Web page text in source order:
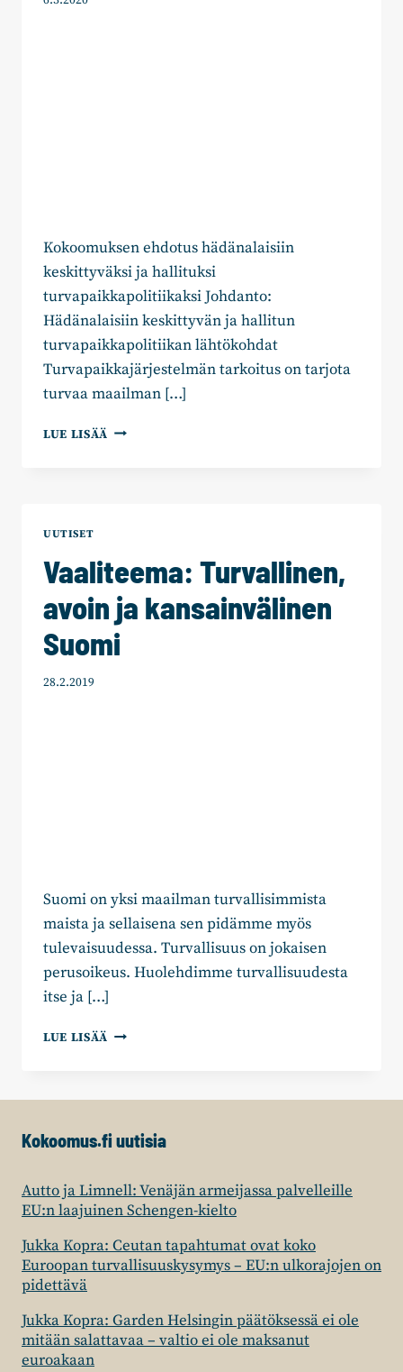
Kokoomuksen ehdotus hädänalaisiin
keskittyväksi ja hallituksi
turvapaikkapolitiikaksi Johdanto:
Hädänalaisiin keskittyvän ja hallitun
turvapaikkapolitiikan lähtökohdat
Turvapaikkajärjestelmän tarkoitus on tarjota
turvaa maailman […]
LUE LISÄÄ TURVAPAIKAT
UUTISET
Vaaliteema: Turvallinen,
avoin ja kansainvälinen
Suomi
28.2.2019
Suomi on yksi maailman turvallisimmista
maista ja sellaisena sen pidämme myös
tulevaisuudessa. Turvallisuus on jokaisen
perusoikeus. Huolehdimme turvallisuudesta
itse ja […]
LUE LISÄÄ VAALITEEMA:
Kokoomus.fi uutisia
Autto ja Limnell: Venäjän armeijassa palvelleille
EU:n laajuinen Schengen-kielto
Jukka Kopra: Ceutan tapahtumat ovat koko
Euroopan turvallisuuskysymys – EU:n ulkorajojen on
pidettävä
Jukka Kopra: Garden Helsingin päätöksessä ei ole
mitään salattavaa – valtio ei ole maksanut
euroakaan